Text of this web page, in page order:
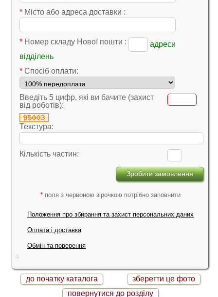
* Місто або адреса доставки :
* Номер складу Нової пошти :
адреси
відділень
* Cпосіб оплати:
Введіть 5 цифр, які ви бачите (захист
від роботів):
Текстура:
Кількість частин:
* поля з червоною зірочкою потрібно заповнити
Положення про збирання та захист персональних даних
Оплата і доставка
Обмін та поверення
до початку каталога
зберегти це фото
повернутися до розділу